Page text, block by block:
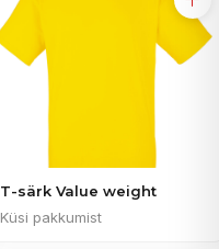
T-särk Value weight
Küsi pakkumist